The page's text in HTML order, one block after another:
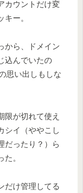
カウントだけ変
ー。
から、ドメイン
込んでいたの
思い出しもしな
限が切れて使え
シイ（ややこし
だったり？）ら
。
だけ管理してる